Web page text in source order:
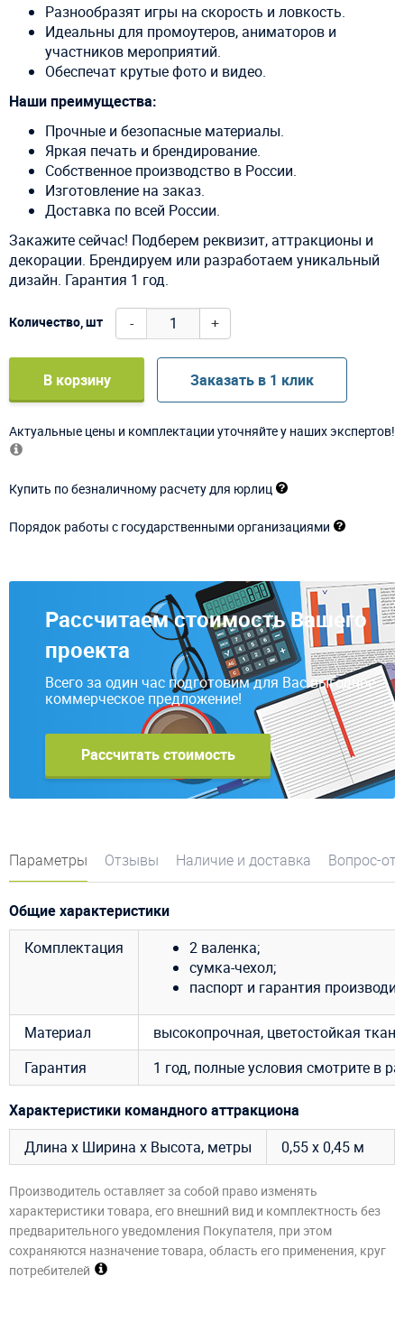
Разнообразят игры на скорость и ловкость.
Идеальны для промоутеров, аниматоров и
участников мероприятий.
Обеспечат крутые фото и видео.
Наши преимущества:
Прочные и безопасные материалы.
Яркая печать и брендирование.
Собственное производство в России.
Изготовление на заказ.
Доставка по всей России.
Закажите сейчас! Подберем реквизит, аттракционы и
декорации. Брендируем или разработаем уникальный
дизайн. Гарантия 1 год.
Количество, шт - +
В корзину Заказать в 1 клик
Актуальные цены и комплектации уточняйте у наших экспертов!
Купить по безналичному расчету для юрлиц
Порядок работы с государственными организациями
Рассчитаем стоимость Вашего
проекта
Всего за один час подготовим для Вас выгодное
коммерческое предложение!
Рассчитать стоимость
Параметры Отзывы Наличие и доставка Вопрос-
Общие характеристики
Комплектация
2 валенка;
сумка-чехол;
паспорт и гарантия
Материал
высокопрочная, цветостойкая
Гарантия
1 год, полные условия смотрите в
Характеристики командного аттракциона
Длина х Ширина х Высота, метры
0,55 х 0,45 м
Производитель оставляет за собой право изменять
характеристики товара, его внешний вид и комплектность без
предварительного уведомления Покупателя, при этом
сохраняются назначение товара, область его применения, круг
потребителей